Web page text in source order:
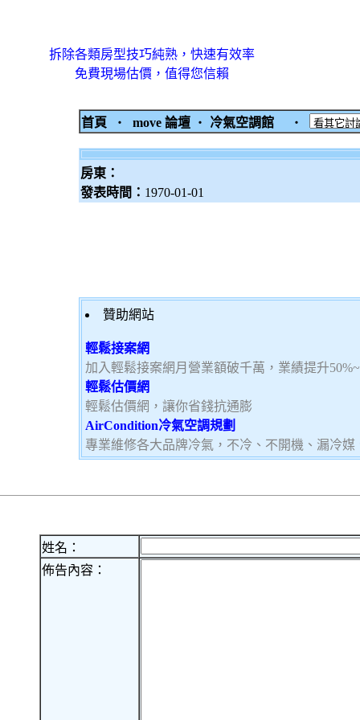
拆除各類房型技巧純熟，快速有效率
免費現場估價，值得您信賴
首頁 ‧ move 論壇 ‧ 冷氣空調館 ‧
房東：
發表時間： 1970-01-01
贊助網站
輕鬆接案網
加入輕鬆接案網月營業額破千萬，業績提升
輕鬆估價網
輕鬆估價網，讓你省錢抗通膨
AirCondition冷氣空調規劃
專業維修各大品牌冷氣，不冷、不開機、漏冷
姓名：
佈告內容：